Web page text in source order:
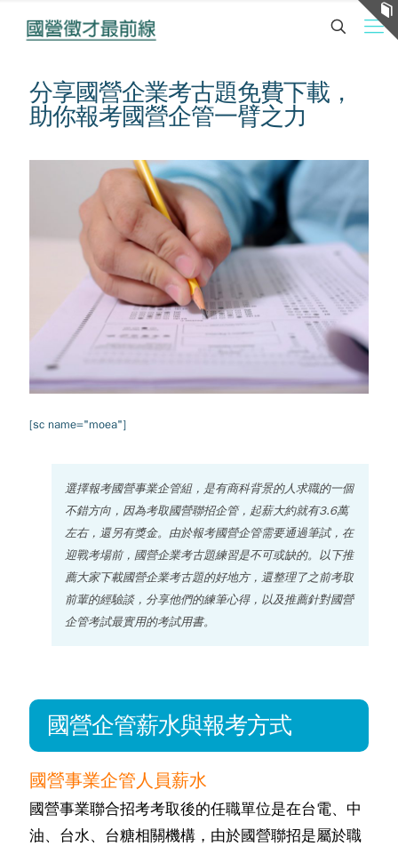
分享國營企業考古題免費下載，
助你報考國營企管一臂之力
[sc name="moea"]
選擇報考國營事業企管組，是有商科背景的人求職的一個
不錯方向，因為考取國營聯招企管，起薪大約就有3.6萬
左右，還另有獎金。由於報考國營企管需要通過筆試，在
迎戰考場前，國營企業考古題練習是不可或缺的。以下推
薦大家下載國營企業考古題的好地方，還整理了之前考取
前輩的經驗談，分享他們的練筆心得，以及推薦針對國營
企管考試最實用的考試用書。
國營企管薪水與報考方式
國營事業企管人員薪水
國營事業聯合招考考取後的任職單位是在台電、中
油、台水、台糖相關機構，由於國營聯招是屬於職